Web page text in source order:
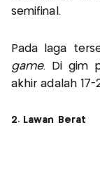
semifinal.
Pada laga
game. Di gim
akhir adalah 17-
2. Lawan Berat